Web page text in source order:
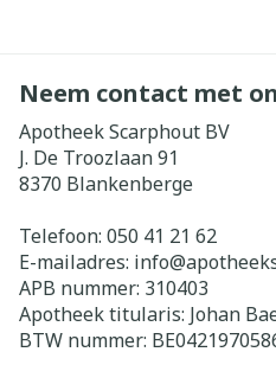
Neem contact met
Apotheek Scarphout BV
J. De Troozlaan 91
8370 Blankenberge
Telefoon: 050 41 21 62
E-mailadres: info@
APB nummer: 310403
Apotheek titularis: Johan
BTW nummer: